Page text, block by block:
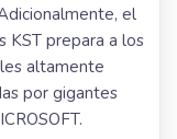
el
KST prepara a los
altamente
por gigantes